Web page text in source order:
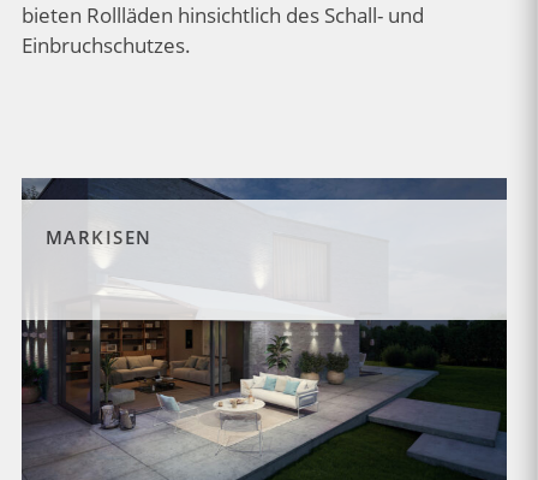
bieten Rollläden hinsichtlich des Schall- und
Einbruchschutzes.
MARKISEN